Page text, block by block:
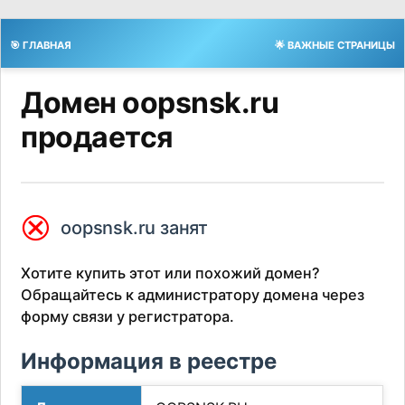
🎯 ГЛАВНАЯ 🌟 ВАЖНЫЕ СТРАНИЦЫ
Домен oopsnsk.ru
продается
⮿ oopsnsk.ru занят
Хотите купить этот или похожий домен?
Обращайтесь к администратору домена через
форму связи у регистратора.
Информация в реестре